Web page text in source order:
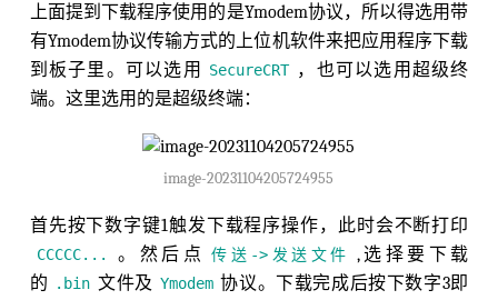
上面提到下载程序使用的是Ymodem协议，所以得选用带
有Ymodem协议传输方式的上位机软件来把应用程序下载
到板子里。可以选用
SecureCRT ，也可以选用超级终
端。这里选用的是超级终端：
image-20231104205724955
首先按下数字键1触发下载程序操作，此时会不断打印
CCCCC... 。然后点 传送->发送文件
,选择要下载
的
.bin 文件及 Ymodem 协议。下载完成后按下数字3即